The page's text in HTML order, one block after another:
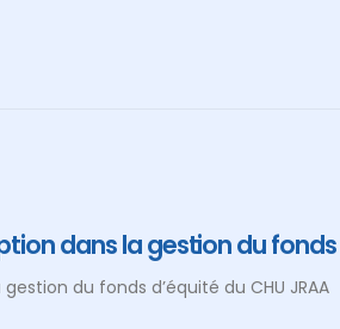
dans la gestion du fonds
du fonds d’équité du CHU JRAA